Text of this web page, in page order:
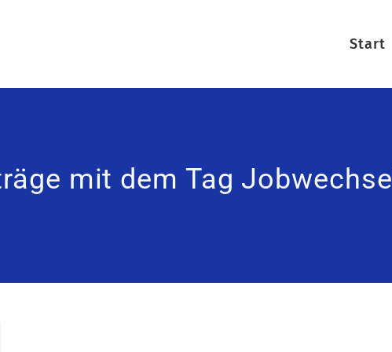
Start
mit dem Tag Jobwechsel